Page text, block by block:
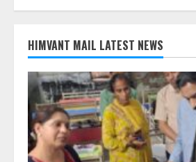
HIMVANT MAIL LATEST NEWS